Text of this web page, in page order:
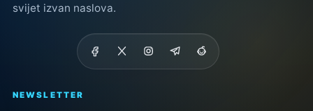
svijet izvan naslova.
NEWSLETTER